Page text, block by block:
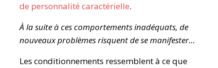
de personnalité caractérielle.
À la suite à ces comportements inadéquats, de
nouveaux problèmes risquent de se manifester…
Les conditionnements ressemblent à ce que